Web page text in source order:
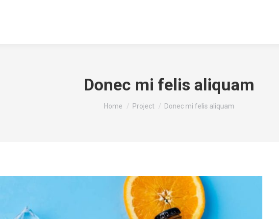
Donec mi felis aliquam
You are here:
Home Project Donec mi felis aliquam